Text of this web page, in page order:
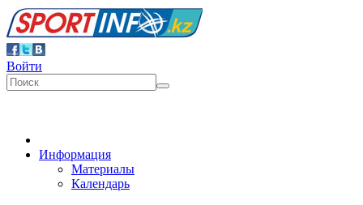
Войти
Информация
Материалы
Календарь